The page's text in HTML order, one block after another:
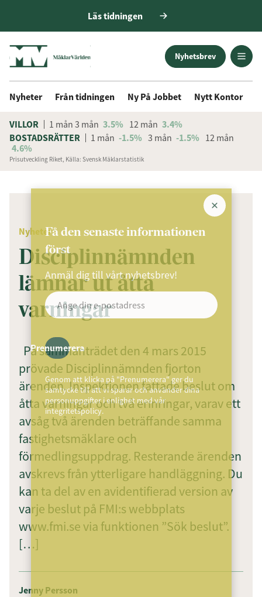
Läs tidningen
Nyhetsbrev
Nyheter Från tidningen Ny På Jobbet Nytt Kontor
VILLOR 1 mån 3 mån 3.5% 12 mån 3.4%
BOSTADSRÄTTER
1 mån -1.5% 3 mån -1.5% 12 mån
4.6%
Prisutveckling Riket, Källa: Svensk Mäklarstatistik
ANNONS
Nyheter
Disciplinnämnden
lämnar ut åtta
varningar
På sammanträdet den 4 mars 2015
prövade Disciplinnämnden fjorton
ärenden. Inspektionen fattade beslut om
åtta varningar och två erinringar, varav ett
avsåg två ärenden beträffande samma
fastighetsmäklare och
förmedlingsuppdrag. Resterande ärenden
avskrevs från ytterligare handläggning. Du
kan ta del av en avidentifierad version av
varje beslut på FMI:s webbplats
www.fmi.se via funktionen ”Sök beslut”.
[…]
Jenny Persson
Få den senaste informationen
först
Anmäl dig till vårt nyhetsbrev!
Prenumerera
Genom att klicka på "Prenumerera" ger du
samtycke till att vi sparar och använder dina
personuppgifter i enlighet med vår
integritetspolicy.